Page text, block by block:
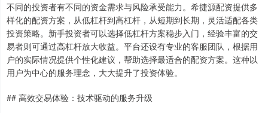
不同的投资者有不同的资金需求与风险承受能力。希捷源配资提供多
样化的配资方案，从低杠杆到高杠杆，从短期到长期，灵活适配各类
投资策略。新手投资者可以选择低杠杆方案稳步入门，经验丰富的交
易者则可通过高杠杆放大收益。平台还设有专业的客服团队，根据用
户的实际情况提供个性化建议，帮助选择最适合的配资方案。这种以
用户为中心的服务理念，大大提升了投资体验。
## 高效交易体验：技术驱动的服务升级